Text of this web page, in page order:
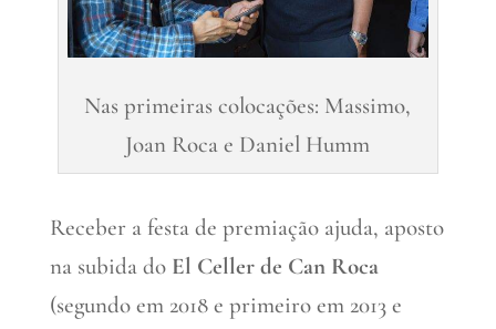
Nas primeiras colocações: Massimo,
Joan Roca e Daniel Humm
Receber a festa de premiação ajuda, aposto
na subida do El Celler de Can Roca
(segundo em 2018 e primeiro em 2013 e